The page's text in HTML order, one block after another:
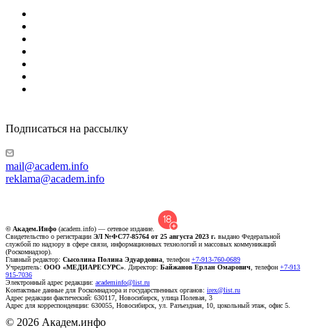
Подписаться на рассылку
mail@academ.info
reklama@academ.info
© Академ.Инфо (academ.info) — сетевое издание.
Свидетельство о регистрации ЭЛ №ФС77-85764 от 25 августа 2023 г. выдано Федеральной
службой по надзору в сфере связи, информационных технологий и массовых коммуникаций
(Роскомнадзор).
Главный редактор: Сысолина Полина Эдуардовна , телефон +7-913-760-0689
Учредитель: ООО «МЕДИАРЕСУРС» . Директор: Байжанов Ерлан Омарович , телефон +7-913
915-7036
Электронный адрес редакции: academinfo@list.ru
Контактные данные для Роскомнадзора и государственных органов: irex@list.ru
Адрес редакции фактический: 630117, Новосибирск, улица Полевая, 3
Адрес для корреспонденции: 630055, Новосибирск, ул. Разъездная, 10, цокольный этаж, офис 5.
© 2026 Академ.инфо